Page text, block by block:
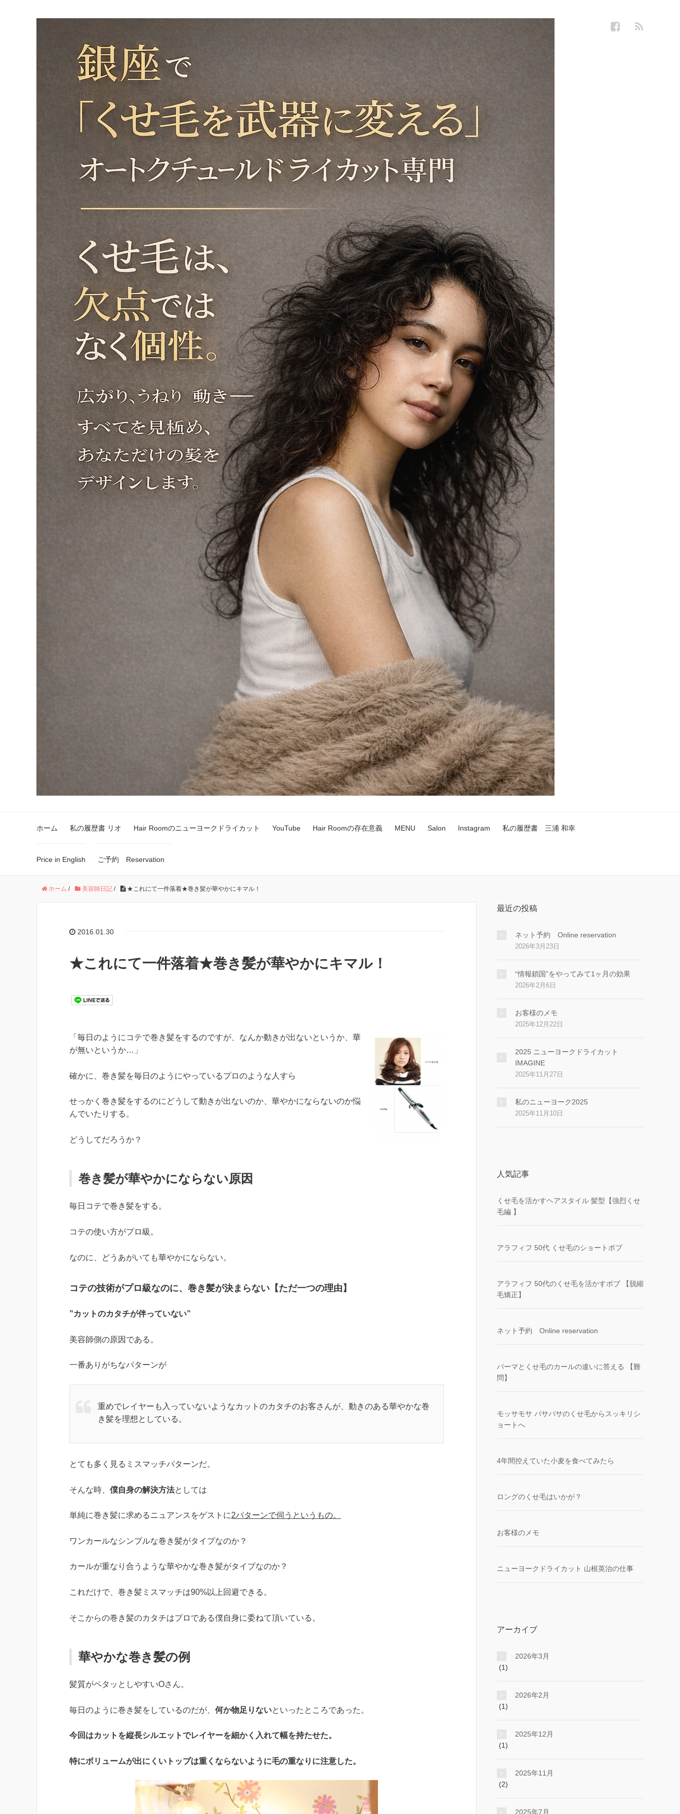
ホーム 私の履歴書 リオ Hair Roomのニューヨークドライカット YouTube Hair Roomの存在意義 MENU Salon Instagram 私の履歴書 三浦 和幸
Price in English ご予約 Reservation
ホーム / 美容師日記 / ★これにて一件落着★巻き髪が華やかにキマル！
2016.01.30
★これにて一件落着★巻き髪が華やかにキマル！
「毎日のようにコテで巻き髪をするのですが、なんか動きが出ないというか、華
が無いというか…」
確かに、巻き髪を毎日のようにやっているプロのような人すら
せっかく巻き髪をするのにどうして動きが出ないのか、華やかにならないのか悩
んでいたりする。
どうしてだろうか？
巻き髪が華やかにならない原因
毎日コテで巻き髪をする。
コテの使い方がプロ級。
なのに、どうあがいても華やかにならない。
コテの技術がプロ級なのに、巻き髪が決まらない【ただ一つの理由】
”カットのカタチが伴っていない”
美容師側の原因である。
一番ありがちなパターンが
重めでレイヤーも入っていないようなカットのカタチのお客さんが、動きのある華やかな巻
き髪を理想としている。
とても多く見るミスマッチパターンだ。
そんな時、 僕自身の解決方法としては
単純に巻き髪に求めるニュアンスをゲストに2パターンで伺うというもの。
ワンカールなシンプルな巻き髪がタイプなのか？
カールが重なり合うような華やかな巻き髪がタイプなのか？
これだけで、巻き髪ミスマッチは90%以上回避できる。
そこからの巻き髪のカタチはプロである僕自身に委ねて頂いている。
華やかな巻き髪の例
髪質がペタッとしやすいOさん。
毎日のように巻き髪をしているのだが、 何か物足りないといったところであった。
今回はカットを縦長シルエットでレイヤーを細かく入れて幅を持たせた。
特にボリュームが出にくいトップは重くならないように毛の重なりに注意した。
最近の投稿
ネット予約 Online reservation
2026年3月23日
“情報鎖国”をやってみて1ヶ月の効果
2026年2月6日
お客様のメモ
2025年12月22日
2025 ニューヨークドライカット
IMAGINE
2025年11月27日
私のニューヨーク2025
2025年11月10日
人気記事
くせ毛を活かすヘアスタイル 髪型【強烈くせ
毛編 】
アラフィフ 50代 くせ毛のショートボブ
アラフィフ 50代のくせ毛を活かすボブ 【脱縮
毛矯正】
ネット予約 Online reservation
パーマとくせ毛のカールの違いに答える 【難
問】
モッサモサ パサパサのくせ毛からスッキリシ
ョートへ
4年間控えていた小麦を食べてみたら
ロングのくせ毛はいかが？
お客様のメモ
ニューヨークドライカット 山根英治の仕事
アーカイブ
2026年3月
(1)
2026年2月
(1)
2025年12月
(1)
2025年11月
(2)
2025年7月